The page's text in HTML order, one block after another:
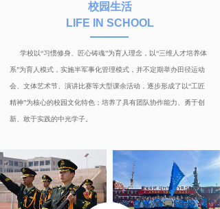
学校以“习惯修身、匠心铸魂”为育人理念，以“三维人才培养体
系”为育人模式，实施半军事化管理模式，并不定期举办田径运动
会、文体艺术节、演讲比赛等大型课余活动，逐步形成了以“工匠
精神”为核心的校园文化特色；培养了具有团队协作能力、勇于创
新、敢于实践的中光学子。
校园生活
LIFE IN SCHOOL